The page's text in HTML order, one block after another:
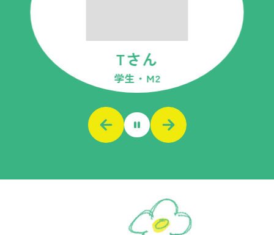
Tさん
学生・M2